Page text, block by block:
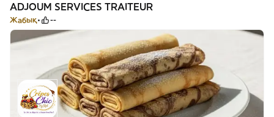
ADJOUM SERVICES TRAITEUR
Жабық --